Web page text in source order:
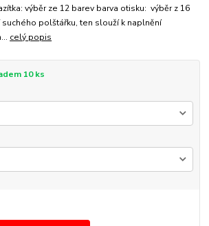
výběr ze 12 barev barva otisku: výběr z 16
polštářku, ten slouží k naplnění
celý popis
10 ks